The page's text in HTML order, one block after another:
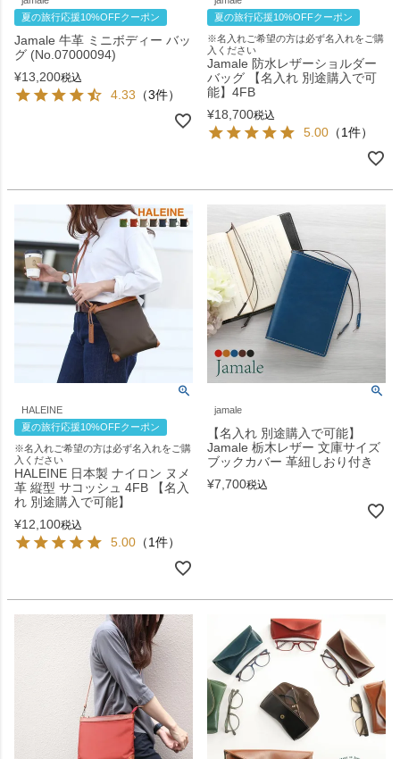
夏の旅行応援10%OFFクーポン
Jamale 牛革 ミニボディー バッ
グ (No.07000094)
¥13,200税込
4.33 （3件）
夏の旅行応援10%OFFクーポン
※名入れご希望の方は必ず名入れをご購
入ください
Jamale 防水レザーショルダー
バッグ 【名入れ 別途購入で可
能】4FB
¥18,700税込
5.00 （1件）
HALEINE
夏の旅行応援10%OFFクーポン
※名入れご希望の方は必ず名入れをご購
入ください
HALEINE 日本製 ナイロン ヌメ
革 縦型 サコッシュ 4FB 【名入
れ 別途購入で可能】
¥12,100税込
5.00 （1件）
jamale
【名入れ 別途購入で可能】
Jamale 栃木レザー 文庫サイズ
ブックカバー 革紐しおり付き
¥7,700税込